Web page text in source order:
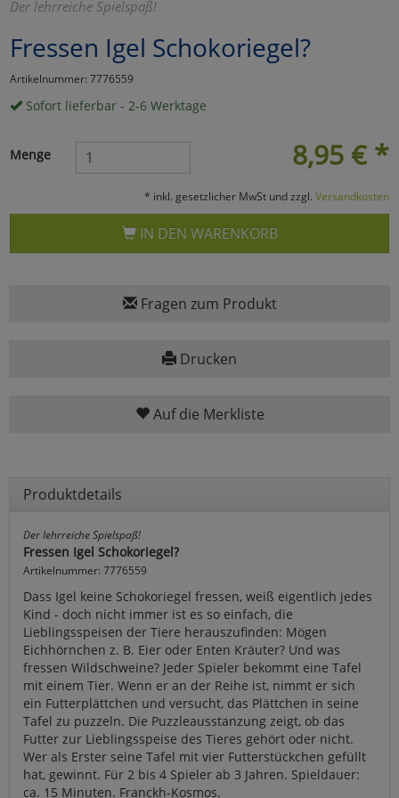
Der lehrreiche Spielspaß!
Fressen Igel Schokoriegel?
Artikelnummer: 7776559
Sofort lieferbar - 2-6 Werktage
8,95 € *
Menge
* inkl. gesetzlicher MwSt und zzgl. Versandkosten
IN DEN WARENKORB
Fragen zum Produkt
Drucken
Auf die Merkliste
Produktdetails
Der lehrreiche Spielspaß!
Fressen Igel Schokoriegel?
Artikelnummer: 7776559
Dass Igel keine Schokoriegel fressen, weiß eigentlich jedes
Kind - doch nicht immer ist es so einfach, die
Lieblingsspeisen der Tiere herauszufinden: Mögen
Eichhörnchen z. B. Eier oder Enten Kräuter? Und was
fressen Wildschweine? Jeder Spieler bekommt eine Tafel
mit einem Tier. Wenn er an der Reihe ist, nimmt er sich
ein Futterplättchen und versucht, das Plättchen in seine
Tafel zu puzzeln. Die Puzzleausstanzung zeigt, ob das
Futter zur Lieblingsspeise des Tieres gehört oder nicht.
Wer als Erster seine Tafel mit vier Futterstückchen gefüllt
hat, gewinnt. Für 2 bis 4 Spieler ab 3 Jahren. Spieldauer:
ca. 15 Minuten. Franckh-Kosmos.
Umfragetools
Cookies
Cookies
Einstellungen speichern
zurückzu Haupptseite